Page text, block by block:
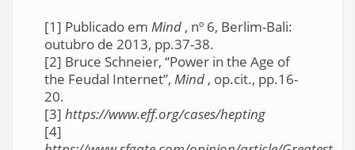
[1] Publicado em Mind , nº 6, Berlim-Bali:
outubro de 2013, pp.37-38.
[2] Bruce Schneier, “Power in the Age of
the Feudal Internet”, Mind , op.cit., pp.16-
20.
[3] https://www.eff.org/cases/hepting
[4]